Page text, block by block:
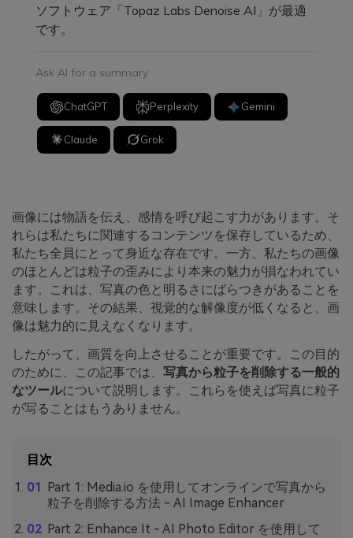
ソフトウェア「Topaz Labs Denoise AI」が最適
です。
Ask AI for a summary
ChatGPT Perplexity Gemini
Claude Grok
画像には物語を伝え、感情を呼び起こす力があります。そ
れらは私たちに関連するコンテンツを保存しているため、
私たち全員にとって身近な存在です。一方、私たちの画像
のほとんどは粒子の歪みにより本来の魅力が損なわれてい
ます。これは、写真の色と明るさにばらつきがあることを
意味します。その結果、視覚的な解像度が低くなると、画
像は魅力的に見えなくなります。
したがって、画質を向上させることが重要です。この目的
のために、この記事では、 写真から粒子を削除する一般的
なツールについて説明します。これらを使えば写真に粒子
が写ることはもうありません。
目次
Part 1: Media.io を使用してオンラインで写真から
粒子を削除する方法 - AI Image Enhancer
Part 2: Enhance It - AI Photo Editor を使用して